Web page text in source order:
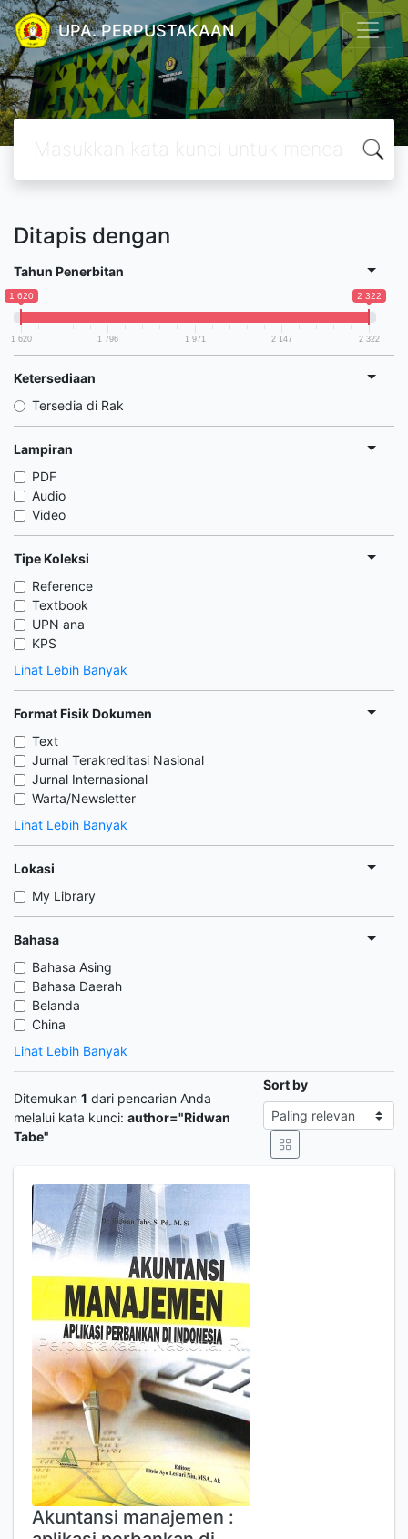
UPA. PERPUSTAKAAN
Ditapis dengan
Tahun Penerbitan
1 620 2 322
1 620 1 796 1 971 2 147 2 322
Ketersediaan
Tersedia di Rak
Lampiran
PDF
Audio
Video
Tipe Koleksi
Reference
Textbook
UPN ana
KPS
Lihat Lebih Banyak
Format Fisik Dokumen
Text
Jurnal Terakreditasi Nasional
Jurnal Internasional
Warta/Newsletter
Lihat Lebih Banyak
Lokasi
My Library
Bahasa
Bahasa Asing
Bahasa Daerah
Belanda
China
Lihat Lebih Banyak
Ditemukan 1 dari pencarian Anda
melalui kata kunci: author="Ridwan
Tabe"
Sort by
Akuntansi manajemen :